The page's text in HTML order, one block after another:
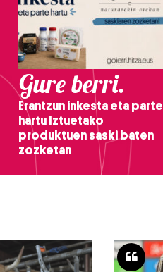
Gure berri.
Erantzun inkesta eta parte
hartu Iztuetako
produktuen saski baten
zozketan